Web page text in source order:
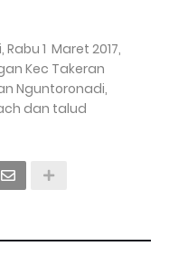
1 Maret 2017,
Kec Takeran
Nguntoronadi,
dan talud